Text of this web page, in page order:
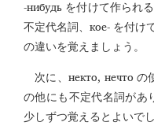
-нибудь を付けて作られ
不定代名詞、 кое- を付け
の違いを覚えましょう。
次に、некто, нечто の
の他にも不定代名詞があ
少しずつ覚えるとよいでし